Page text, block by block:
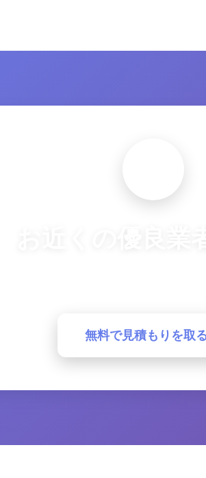
無料で見積もりを取